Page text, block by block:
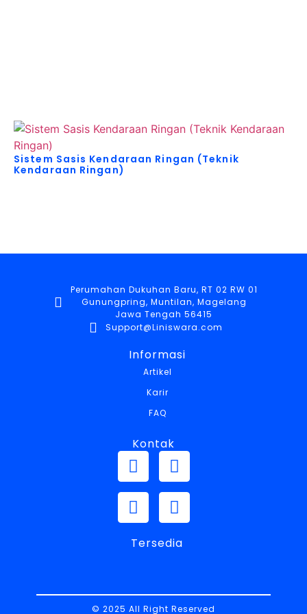
Sistem Sasis Kendaraan Ringan (Teknik
Kendaraan Ringan)
Perumahan Dukuhan Baru, RT 02 RW 01
Gunungpring, Muntilan, Magelang
Jawa Tengah 56415
Support@Liniswara.com
Informasi
Artikel
Karir
FAQ
Kontak
Tersedia
© 2025 All Right Reserved